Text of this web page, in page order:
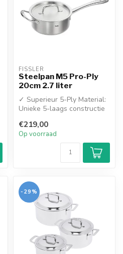
FISSLER
Steelpan M5 Pro-Ply
20cm 2.7 liter
✓ Superieur 5-Ply Material:
Unieke 5-laags constructie
€219,00
Op voorraad
-29%